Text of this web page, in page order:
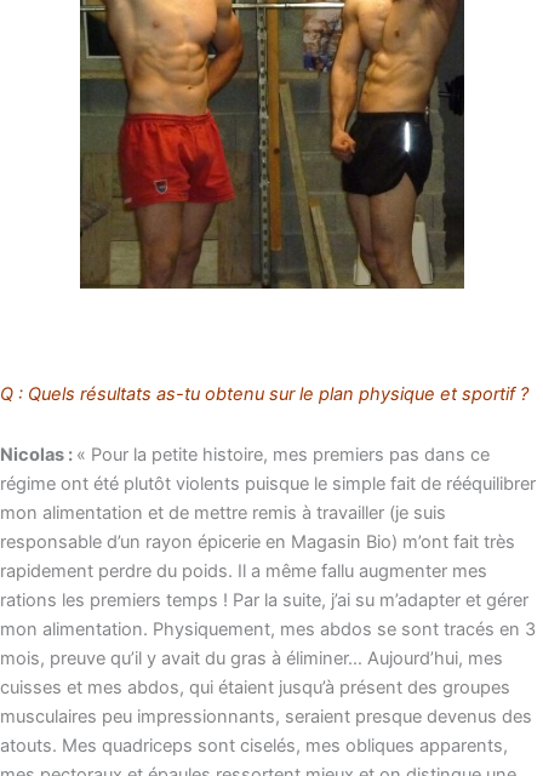
Q : Quels résultats as-tu obtenu sur le plan physique et sportif ?
Nicolas : « Pour la petite histoire, mes premiers pas dans ce
régime ont été plutôt violents puisque le simple fait de rééquilibrer
mon alimentation et de mettre remis à travailler (je suis
responsable d’un rayon épicerie en Magasin Bio) m’ont fait très
rapidement perdre du poids. Il a même fallu augmenter mes
rations les premiers temps ! Par la suite, j’ai su m’adapter et gérer
mon alimentation. Physiquement, mes abdos se sont tracés en 3
mois, preuve qu’il y avait du gras à éliminer… Aujourd’hui, mes
cuisses et mes abdos, qui étaient jusqu’à présent des groupes
musculaires peu impressionnants, seraient presque devenus des
atouts. Mes quadriceps sont ciselés, mes obliques apparents,